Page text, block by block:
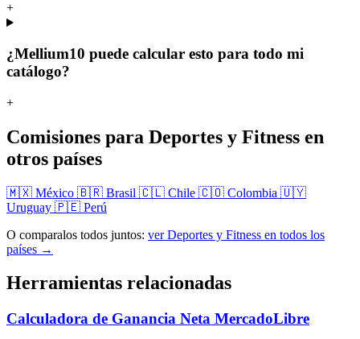
+
¿Mellium10 puede calcular esto para todo mi
catálogo?
+
Comisiones para Deportes y Fitness en
otros países
🇲🇽 México 🇧🇷 Brasil 🇨🇱 Chile 🇨🇴 Colombia 🇺🇾
Uruguay 🇵🇪 Perú
O comparalos todos juntos: ver Deportes y Fitness en todos los
países →
Herramientas relacionadas
Calculadora de Ganancia Neta MercadoLibre